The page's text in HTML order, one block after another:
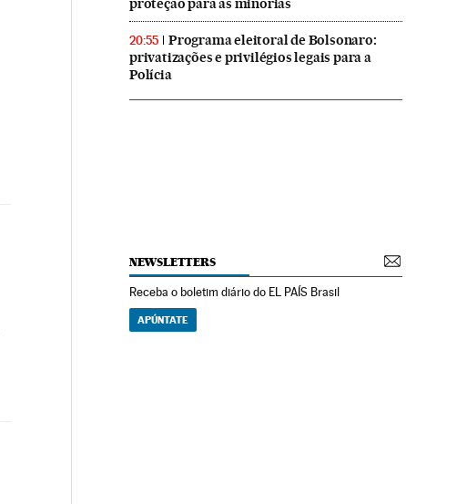
proteção para as minorias
20:55
Programa eleitoral de Bolsonaro:
privatizações e privilégios legais para a
Polícia
NEWSLETTERS
Receba o boletim diário do EL PAÍS Brasil
APÚNTATE